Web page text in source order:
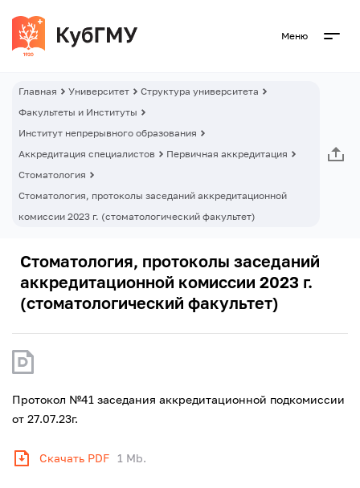
Меню
Главная Университет
Структура университета
Факультеты и Институты
Институт непрерывного образования
Аккредитация специалистов
Первичная аккредитация
Стоматология
Стоматология, протоколы заседаний аккредитационной
комиссии 2023 г. (стоматологический факультет)
Стоматология, протоколы заседаний
аккредитационной комиссии 2023 г.
(стоматологический факультет)
Протокол №41 заседания аккредитационной подкомиссии
от 27.07.23г.
Скачать PDF 1 Mb.